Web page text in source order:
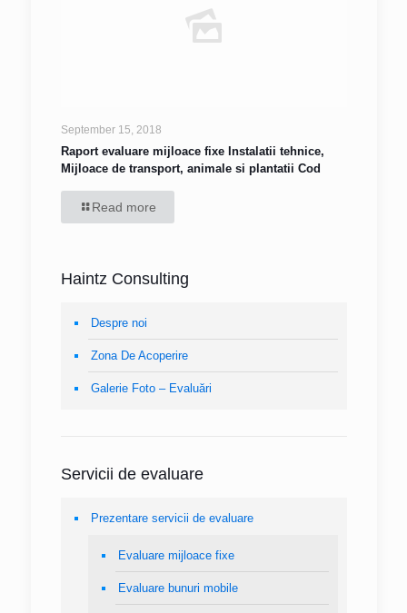
September 15, 2018
Raport evaluare mijloace fixe Instalatii tehnice,
Mijloace de transport, animale si plantatii Cod
Read more
Haintz Consulting
Despre noi
Zona De Acoperire
Galerie Foto – Evaluări
Servicii de evaluare
Prezentare servicii de evaluare
Evaluare mijloace fixe
Evaluare bunuri mobile